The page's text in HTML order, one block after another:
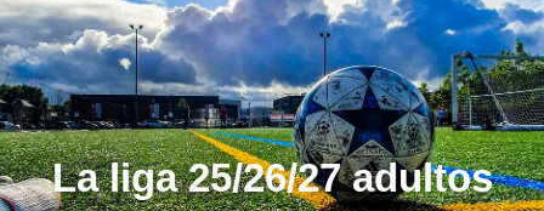
La liga 25/26/27 adultos